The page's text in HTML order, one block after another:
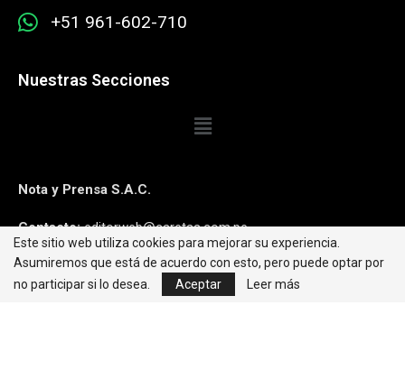
+51 961-602-710
Nuestras Secciones
Nota y Prensa S.A.C.
Contacto:editorweb@caretas.com.pe
Síguenos:
Este sitio web utiliza cookies para mejorar su experiencia.
Asumiremos que está de acuerdo con esto, pero puede optar por
no participar si lo desea.
Aceptar Leer más